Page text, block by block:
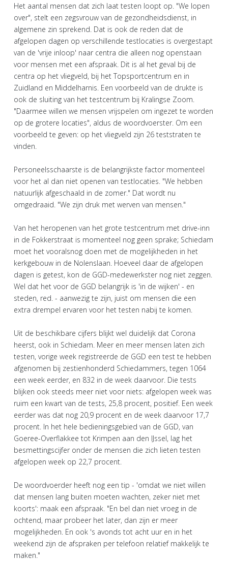
Het aantal mensen dat zich laat testen loopt op. "We lopen
over", stelt een zegsvrouw van de gezondheidsdienst, in
algemene zin sprekend. Dat is ook de reden dat de
afgelopen dagen op verschillende testlocaties is overgestapt
van de 'vrije inloop' naar centra die alleen nog openstaan
voor mensen met een afspraak. Dit is al het geval bij de
centra op het vliegveld, bij het Topsportcentrum en in
Zuidland en Middelharnis. Een voorbeeld van de drukte is
ook de sluiting van het testcentrum bij Kralingse Zoom.
"Daarmee willen we mensen vrijspelen om ingezet te worden
op de grotere locaties", aldus de woordvoerster. Om een
voorbeeld te geven: op het vliegveld zijn 26 teststraten te
vinden.
Personeelsschaarste is de belangrijkste factor momenteel
voor het al dan niet openen van testlocaties. "We hebben
natuurlijk afgeschaald in de zomer." Dat wordt nu
omgedraaid. "We zijn druk met werven van mensen."
Van het heropenen van het grote testcentrum met drive-inn
in de Fokkerstraat is momenteel nog geen sprake; Schiedam
moet het vooralsnog doen met de mogelijkheden in het
kerkgebouw in de Nolenslaan. Hoeveel daar de afgelopen
dagen is getest, kon de GGD-medewerkster nog niet zeggen.
Wel dat het voor de GGD belangrijk is 'in de wijken' - en
steden, red. - aanwezig te zijn, juist om mensen die een
extra drempel ervaren voor het testen nabij te komen.
Uit de beschikbare cijfers blijkt wel duidelijk dat Corona
heerst, ook in Schiedam. Meer en meer mensen laten zich
testen, vorige week registreerde de GGD een test te hebben
afgenomen bij zestienhonderd Schiedammers, tegen 1064
een week eerder, en 832 in de week daarvoor. Die tests
blijken ook steeds meer niet voor niets: afgelopen week was
ruim een kwart van de tests, 25,8 procent, positief. Een week
eerder was dat nog 20,9 procent en de week daarvoor 17,7
procent. In het hele bedieningsgebied van de GGD, van
Goeree-Overflakkee tot Krimpen aan den IJssel, lag het
besmettingscijfer onder de mensen die zich lieten testen
afgelopen week op 22,7 procent.
De woordvoerder heeft nog een tip - 'omdat we niet willen
dat mensen lang buiten moeten wachten, zeker niet met
koorts': maak een afspraak. "En bel dan niet vroeg in de
ochtend, maar probeer het later, dan zijn er meer
mogelijkheden. En ook 's avonds tot acht uur en in het
weekend zijn de afspraken per telefoon relatief makkelijk te
maken."